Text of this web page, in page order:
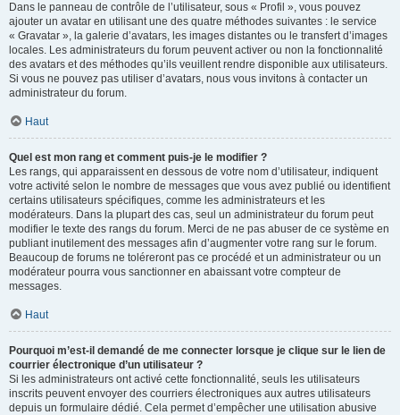
Dans le panneau de contrôle de l’utilisateur, sous « Profil », vous pouvez
ajouter un avatar en utilisant une des quatre méthodes suivantes : le service
« Gravatar », la galerie d’avatars, les images distantes ou le transfert d’images
locales. Les administrateurs du forum peuvent activer ou non la fonctionnalité
des avatars et des méthodes qu’ils veuillent rendre disponible aux utilisateurs.
Si vous ne pouvez pas utiliser d’avatars, nous vous invitons à contacter un
administrateur du forum.
Haut
Quel est mon rang et comment puis-je le modifier ?
Les rangs, qui apparaissent en dessous de votre nom d’utilisateur, indiquent
votre activité selon le nombre de messages que vous avez publié ou identifient
certains utilisateurs spécifiques, comme les administrateurs et les
modérateurs. Dans la plupart des cas, seul un administrateur du forum peut
modifier le texte des rangs du forum. Merci de ne pas abuser de ce système en
publiant inutilement des messages afin d’augmenter votre rang sur le forum.
Beaucoup de forums ne toléreront pas ce procédé et un administrateur ou un
modérateur pourra vous sanctionner en abaissant votre compteur de
messages.
Haut
Pourquoi m’est-il demandé de me connecter lorsque je clique sur le lien de
courrier électronique d’un utilisateur ?
Si les administrateurs ont activé cette fonctionnalité, seuls les utilisateurs
inscrits peuvent envoyer des courriers électroniques aux autres utilisateurs
depuis un formulaire dédié. Cela permet d’empêcher une utilisation abusive